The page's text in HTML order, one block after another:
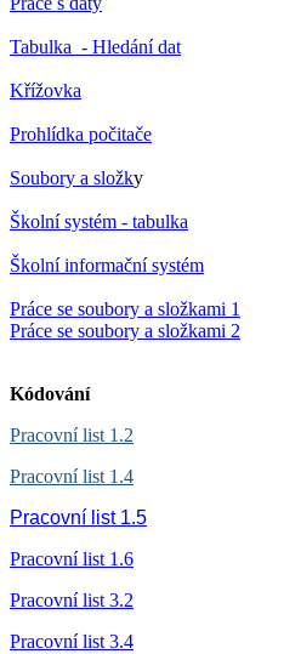
Tabulka - Hledání dat
Křížovka
Prohlídka počitače
Soubory a složky
Školní systém - tabulka
Školní informační systém
Práce se soubory a složkami 1
Práce se soubory a složkami 2
Kódování
Pracovní list 1.2
Pracovní list 1.4
Pracovní list 1.5
Pracovní list 1.6
Pracovní list 3.2
Pracovní list 3.4